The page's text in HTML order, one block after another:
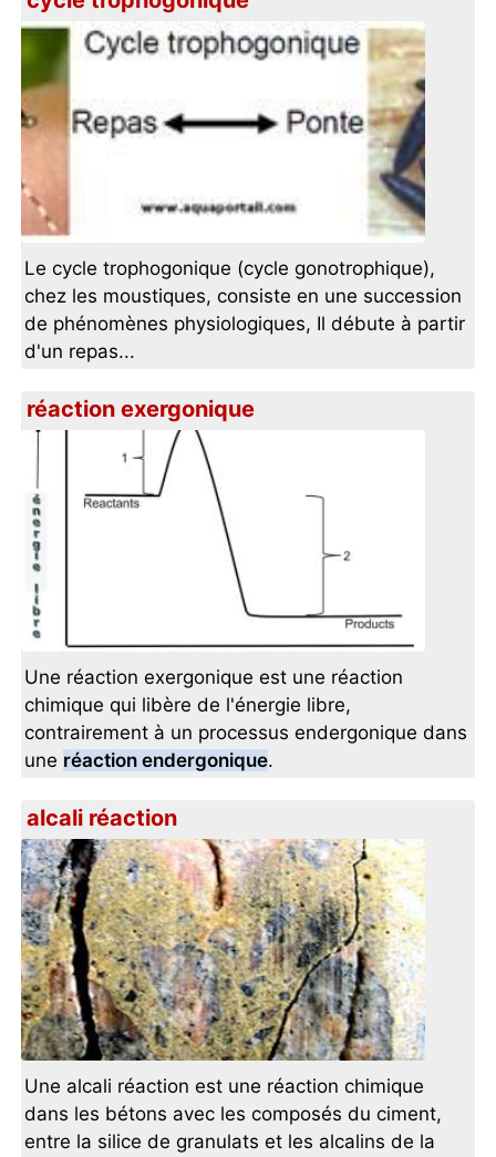
Le cycle trophogonique (cycle gonotrophique),
chez les moustiques, consiste en une succession
de phénomènes physiologiques, Il débute à partir
d'un repas...
réaction exergonique
Une réaction exergonique est une réaction
chimique qui libère de l'énergie libre,
contrairement à un processus endergonique dans
une réaction endergonique.
alcali réaction
Une alcali réaction est une réaction chimique
dans les bétons avec les composés du ciment,
entre la silice de granulats et les alcalins de la